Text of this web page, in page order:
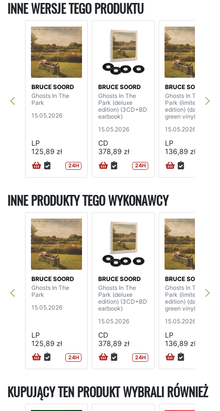
INNE WERSJE TEGO PRODUKTU
BRUCE SOORD
Ghosts In The
Park
15.05.2026
LP
125,89 zł
24H
BRUCE SOORD
Ghosts In The
Park (deluxe
edition) (3CD+BD
earbook)
15.05.2026
CD
378,89 zł
24H
BRUCE SOORD
Ghosts In The
Park (limited
edition) (dark
green vinyl)
15.05.2026
LP
136,89 zł
INNE PRODUKTY TEGO WYKONAWCY
BRUCE SOORD
Ghosts In The
Park
15.05.2026
LP
125,89 zł
24H
BRUCE SOORD
Ghosts In The
Park (deluxe
edition) (3CD+BD
earbook)
15.05.2026
CD
378,89 zł
24H
BRUCE SOORD
Ghosts In The
Park (limited
edition) (dark
green vinyl)
15.05.2026
LP
136,89 zł
KUPUJĄCY TEN PRODUKT WYBRALI RÓWNIEŻ